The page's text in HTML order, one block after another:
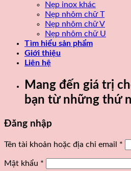
Nẹp inox khác
Nẹp nhôm chữ T
Nẹp nhôm chữ V
Nẹp nhôm chữ U
Tìm hiểu sản phẩm
Giới thiệu
Liên hệ
Mang đến giá trị
bạn từ những thứ
Đăng nhập
Tên tài khoản hoặc địa chỉ email *
Mật khẩu *